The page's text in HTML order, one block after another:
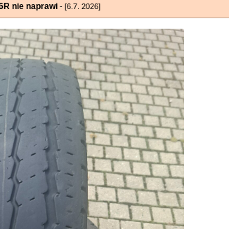
nie naprawi - [6.7. 2026]